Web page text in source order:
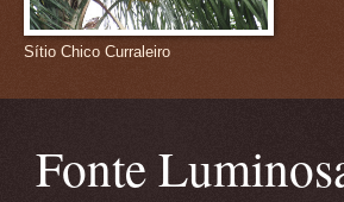
Sítio Chico Curraleiro
Fonte